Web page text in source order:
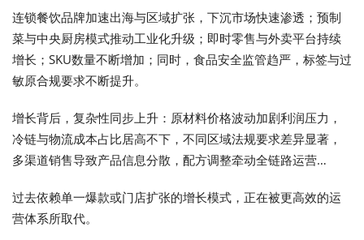
连锁餐饮品牌加速出海与区域扩张，下沉市场快速渗透；预制
菜与中央厨房模式推动工业化升级；即时零售与外卖平台持续
增长；SKU数量不断增加；同时，食品安全监管趋严，标签与过
敏原合规要求不断提升。
增长背后，复杂性同步上升：原材料价格波动加剧利润压力，
冷链与物流成本占比居高不下，不同区域法规要求差异显著，
多渠道销售导致产品信息分散，配方调整牵动全链路运营…
过去依赖单一爆款或门店扩张的增长模式，正在被更高效的运
营体系所取代。